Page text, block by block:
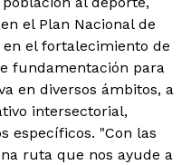
el Plan Nacional de
el fortalecimiento de
fundamentación para
en diversos ámbitos, a
intersectorial,
específicos. "Con las
ruta que nos ayude a